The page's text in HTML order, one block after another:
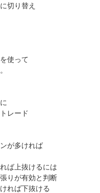
切り替え
使って
レード
が多ければ
ば上抜けるには
りが有効と判断
れば下抜ける